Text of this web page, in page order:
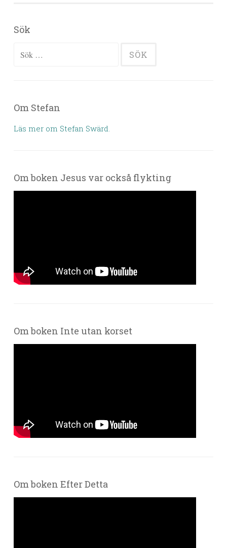
Sök
Sök efter:
Om Stefan
Läs mer om Stefan Swärd.
Om boken Jesus var också flykting
Om boken Inte utan korset
Om boken Efter Detta